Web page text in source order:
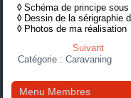
◊Schéma de principe
◊ Dessin de la sérigraphie
◊ Photos de ma réalisation
Suivant
Catégorie :Caravaning
Menu Membres